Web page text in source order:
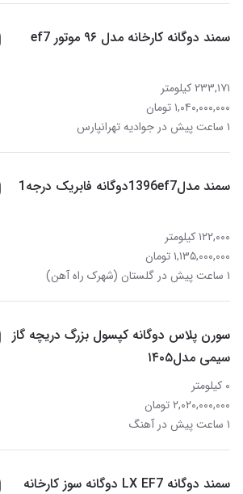
سمند دوگانه کارخانه مدل ۹۶ موتور ef7
۲۳۳,۱۷۱ کیلومتر
۱,۰۴۰,۰۰۰,۰۰۰ تومان
۱ ساعت پیش در جوادیه تهرانپارس
سمند مدل1396ef7دوگانه فابریک درجه1
۱۲۲,۰۰۰ کیلومتر
۱,۱۳۵,۰۰۰,۰۰۰ تومان
۱ ساعت پیش در گلستان (شهرک راه آهن)
سورن پلاس دوگانه کپسول بزرگ دریچه گاز
سیمی مدل۱۴۰۵
۰ کیلومتر
۲,۰۲۰,۰۰۰,۰۰۰ تومان
۱ ساعت پیش در آهنگ
سمند دوگانه LX EF7 دوگانه سوز کارخانه